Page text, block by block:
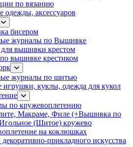
по вязанию
одежды, аксессуаров
бисером
журналы по Вышивке
вышивки крестом
вышивке крестиком
журналы по шитью
игрушки, куклы, одежда для кукол
по кружевоплетению
Макраме, Филе (+Вышивка по
(Шитое) кружево
на коклюшках
прикладного искусства